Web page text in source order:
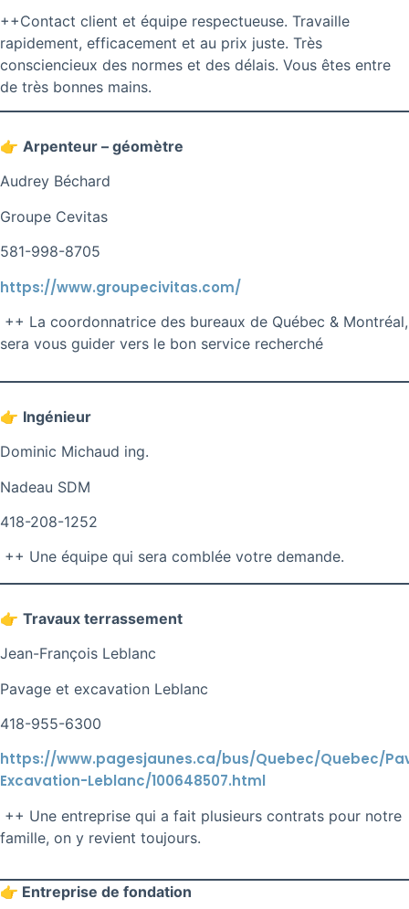
++Contact client et équipe respectueuse. Travaille
rapidement, efficacement et au prix juste. Très
consciencieux des normes et des délais. Vous êtes entre
de très bonnes mains.
👉 Arpenteur – géomètre
Audrey Béchard
Groupe Cevitas
581-998-8705
https://www.groupecivitas.com/
++ La coordonnatrice des bureaux de Québec & Montréal,
sera vous guider vers le bon service recherché
👉 Ingénieur
Dominic Michaud ing.
Nadeau SDM
418-208-1252
++ Une équipe qui sera comblée votre demande.
👉 Travaux terrassement
Jean-François Leblanc
Pavage et excavation Leblanc
418-955-6300
https://www.pagesjaunes.ca/bus/Quebec/Quebec/
Excavation-Leblanc/100648507.html
++ Une entreprise qui a fait plusieurs contrats pour notre
famille, on y revient toujours.
👉 Entreprise de fondation